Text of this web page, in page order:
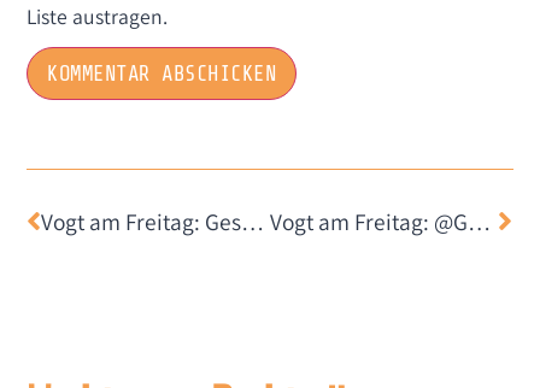
Liste austragen.
Vogt am Freitag: Gespenster Vogt am Freitag: @Grok